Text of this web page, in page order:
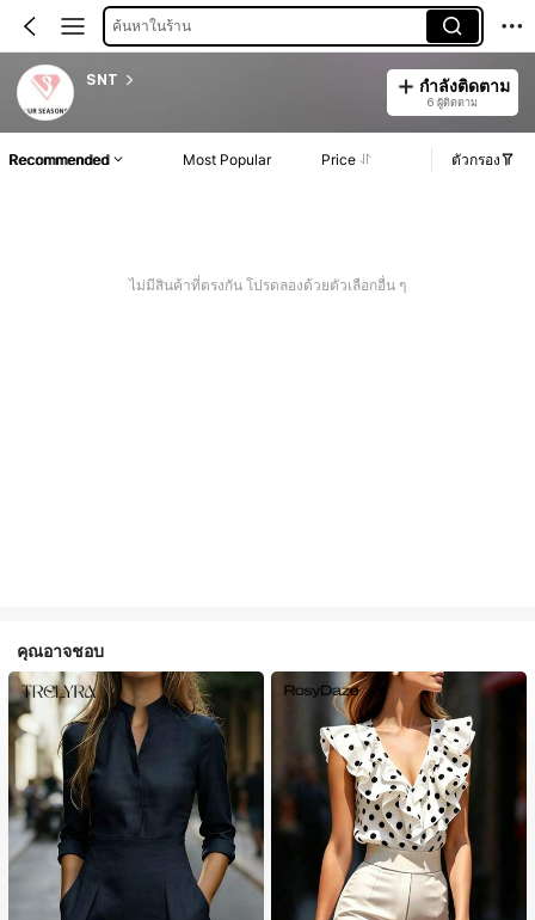
ค้นหาในร้าน
SNT กำลังติดตาม
6 ผู้ติดตาม
Recommended Most Popular Price ตัวกรอง
ไม่มีสินค้าที่ตรงกัน โปรดลองด้วยตัวเลือกอื่น ๆ
คุณอาจชอบ